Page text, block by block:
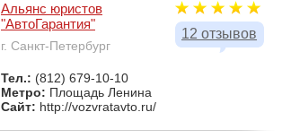
12 отзывов
Альянс юристов
"АвтоГарантия"
г. Санкт-Петербург
Тел.: (812) 679-10-10
Метро: Площадь Ленина
Сайт: http://vozvratavto.ru/